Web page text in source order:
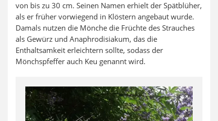
von bis zu 30 cm. Seinen Namen erhielt der Spätblüher,
als er früher vorwiegend in Klöstern angebaut wurde.
Damals nutzen die Mönche die Früchte des Strauches
als Gewürz und Anaphrodisiakum, das die
Enthaltsamkeit erleichtern sollte, sodass der
Mönchspfeffer auch Keu genannt wird.